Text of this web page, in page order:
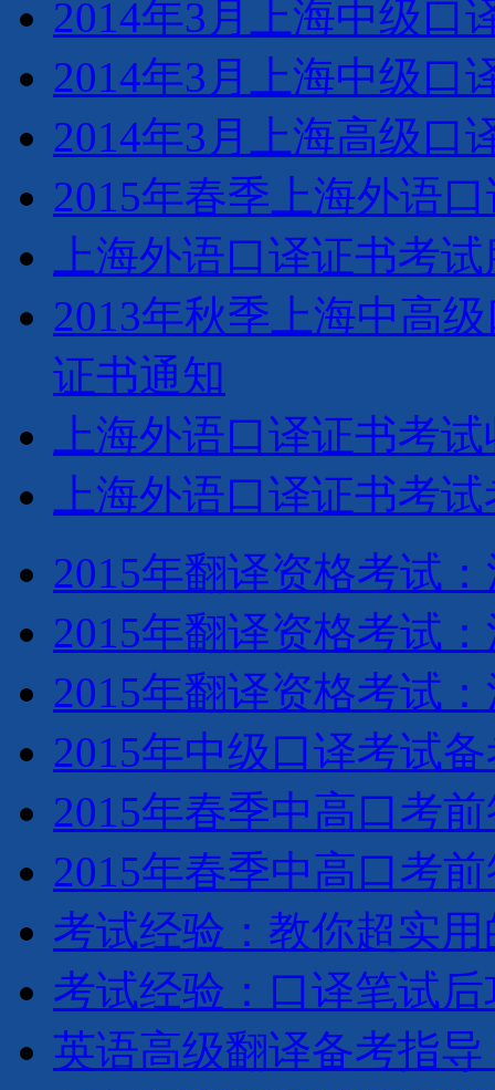
2014年3月上海中级口
2014年3月上海中级口
2014年3月上海高级口
2015年春季上海外语
上海外语口译证书考
2013年秋季上海中高
证书通知
上海外语口译证书考
上海外语口译证书考
2015年翻译资格考试
2015年翻译资格考试
2015年翻译资格考试
2015年中级口译考试
2015年春季中高口考
2015年春季中高口考
考试经验：教你超实
考试经验：口译笔试
英语高级翻译备考指